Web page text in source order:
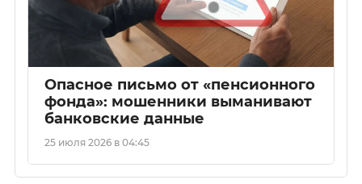
Опасное письмо от «пенсионного
фонда»: мошенники выманивают
банковские данные
25 июля 2026 в 04:45